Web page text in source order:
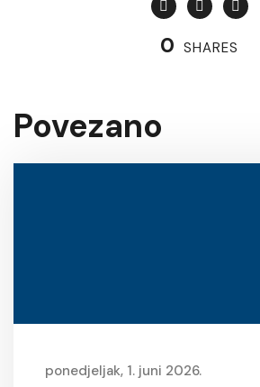
0 SHARES
Povezano
ponedjeljak, 1. juni 2026.